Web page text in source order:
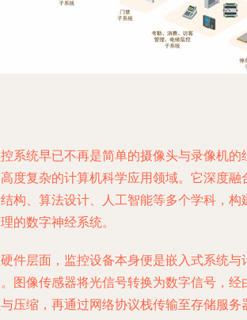
系统早已不再是简单的摄像头与录像机的
度复杂的计算机科学应用领域。它深度融
构、算法设计、人工智能等多个学科，构
的数字神经系统。
件层面，监控设备本身便是嵌入式系统与
图像传感器将光信号转换为数字信号，经
压缩，再通过网络协议栈传输至存储服务